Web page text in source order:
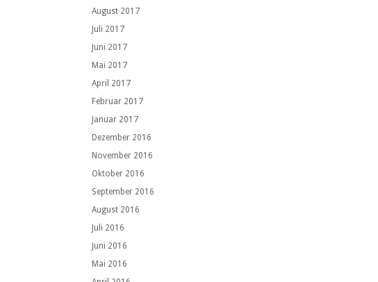
August 2017
Juli 2017
Juni 2017
Mai 2017
April 2017
Februar 2017
Januar 2017
Dezember 2016
November 2016
Oktober 2016
September 2016
August 2016
Juli 2016
Juni 2016
Mai 2016